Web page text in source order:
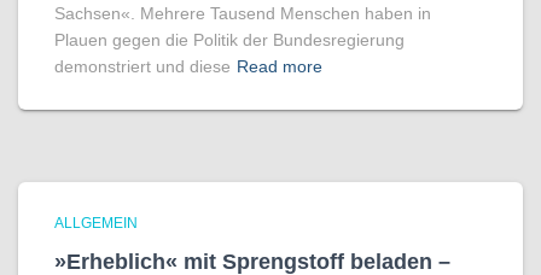
Sachsen«. Mehrere Tausend Menschen haben in
Plauen gegen die Politik der Bundesregierung
demonstriert und diese Read more
ALLGEMEIN
»Erheblich« mit Sprengstoff beladen –